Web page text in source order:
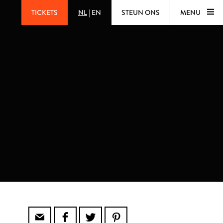
TICKETS NL | EN STEUN ONS MENU